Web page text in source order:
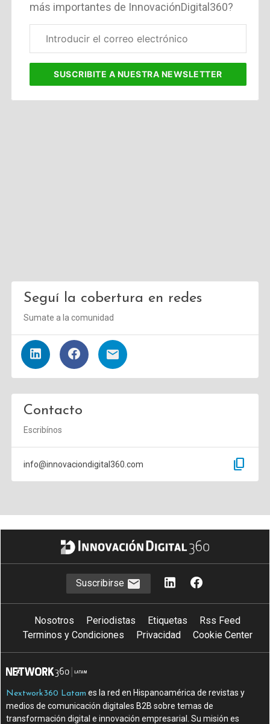
más importantes de InnovaciónDigital360?
electrónico
SUSCRIBITE A NUESTRA NEWSLETTER
Seguí la cobertura en redes
Sumate a la comunidad
Contacto
Escribínos
info@innovaciondigital360.com content_copy
Suscribirse
Nosotros Periodistas Etiquetas
Rss Feed
Terminos y Condiciones
Privacidad Cookie Center
Nextwork360 Latam es la red en Hispanoamérica de revistas y
medios de comunicación digitales B2B sobre temas de
transformación digital e innovación empresarial. Su misión es